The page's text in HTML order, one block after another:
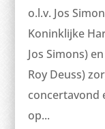
o.l.v. Jos
Koninklijke
Jos Simons)
Roy Deuss)
concertavond
op...